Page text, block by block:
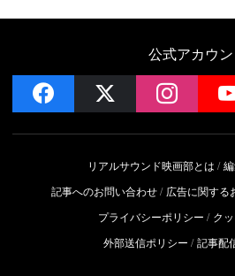
公式アカウン
facebook
リアルサウンド映画部とは
記事へのお問い合わせ
広告に関する
プライバシーポリシー
ク
外部送信ポリシー
記事配